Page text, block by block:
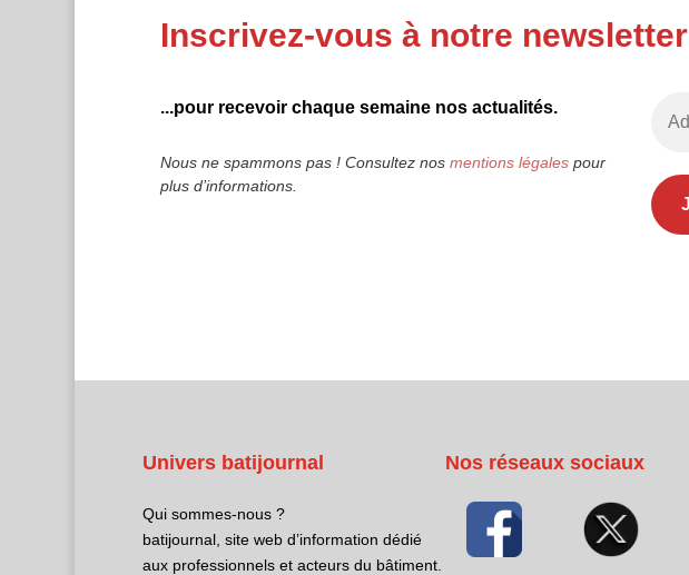
Inscrivez-vous à notre newsletter
...pour recevoir chaque semaine nos actualités.
Nous ne spammons pas ! Consultez nos mentions légalespour
plus d’informations.
Univers batijournal
Qui sommes-nous ?
batijournal, site web d’information dédié
aux professionnels et acteurs du bâtiment.
Nos réseaux sociaux